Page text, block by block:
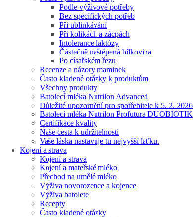
Podle výživové potřeby
Bez specifických potřeb
Při ublinkávání
Při kolikách a zácpách
Intolerance laktózy
Částečně naštěpená bílkovina
Po císařském řezu
Recenze a názory maminek
Často kladené otázky k produktům
Všechny produkty
Batolecí mléka Nutrilon Advanced
Důležité upozornění pro spotřebitele k 5. 2. 2026
Batolecí mléka Nutrilon Profutura DUOBIOTIK
Certifikace kvality
Naše cesta k udržitelnosti
Vaše láska nastavuje tu nejvyšší laťku.
Kojení a strava
Kojení a strava
Kojení a mateřské mléko
Přechod na umělé mléko
Výživa novorozence a kojence
Výživa batolete
Recepty
Často kladené otázky